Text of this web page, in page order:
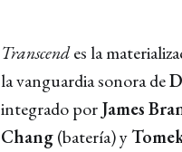
Transcendes la
la vanguardia sonora de
integrado porJames
Chang(batería) y